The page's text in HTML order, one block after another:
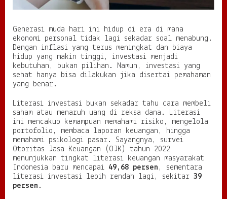
G
a
H
i
u
p
n
s
i
a
l
Generasi muda hari ini hidup di era di mana
ekonomi personal tidak lagi sekadar soal menabung.
Dengan inflasi yang terus meningkat dan biaya
hidup yang makin tinggi, investasi menjadi
kebutuhan, bukan pilihan. Namun, investasi yang
sehat hanya bisa dilakukan jika disertai pemahaman
yang benar.
Literasi investasi bukan sekadar tahu cara membeli
saham atau menaruh uang di reksa dana. Literasi
ini mencakup kemampuan memahami risiko, mengelola
portofolio, membaca laporan keuangan, hingga
memahami psikologi pasar. Sayangnya, survei
Otoritas Jasa Keuangan (OJK) tahun 2022
menunjukkan tingkat literasi keuangan masyarakat
Indonesia baru mencapai 49,68 persen , sementara
literasi investasi lebih rendah lagi, sekitar 39
persen .